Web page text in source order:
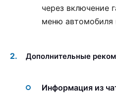
через включение
меню автомобиля
Дополнительные
Информация из